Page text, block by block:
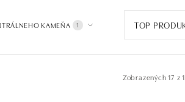
KAMEŇA 1 TOP
Zobrazených17 z